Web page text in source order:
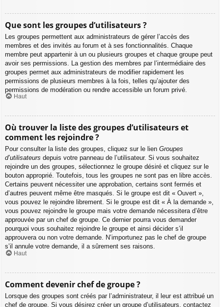
Que sont les groupes d’utilisateurs ?
Les groupes permettent aux administrateurs de gérer l’accès des
membres et des invités au forum et à ses fonctionnalités. Chaque
membre peut appartenir à un ou plusieurs groupes et chaque groupe peut
avoir ses permissions. La gestion des membres par l’intermédiaire des
groupes permet aux administrateurs de modifier rapidement les
permissions de plusieurs membres à la fois, telles qu’ajouter des
permissions de modération ou rendre accessible un forum privé.
Haut
Où trouver la liste des groupes d’utilisateurs et
comment les rejoindre ?
Pour consulter la liste des groupes, cliquez sur le lien Groupes
d’utilisateurs depuis votre panneau de l’utilisateur. Si vous souhaitez
rejoindre un des groupes, sélectionnez le groupe désiré et cliquez sur le
bouton approprié. Toutefois, tous les groupes ne sont pas en libre accès.
Certains peuvent nécessiter une approbation, certains sont fermés et
d’autres peuvent même être masqués. Si le groupe est dit « Ouvert »,
vous pouvez le rejoindre librement. Si le groupe est dit « À la demande »,
vous pouvez rejoindre le groupe mais votre demande nécessitera d’être
approuvée par un chef de groupe. Ce dernier pourra vous demander
pourquoi vous souhaitez rejoindre le groupe et ainsi décider s’il
approuvera ou non votre demande. N’importunez pas le chef de groupe
s’il annule votre demande, il a sûrement ses raisons.
Haut
Comment devenir chef de groupe ?
Lorsque des groupes sont créés par l’administrateur, il leur est attribué un
chef de groupe. Si vous désirez créer un groupe d’utilisateurs, contactez